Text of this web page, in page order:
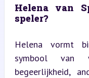
Helena van
speler?
Helena vormt
symbool van
begeerlijkheid,